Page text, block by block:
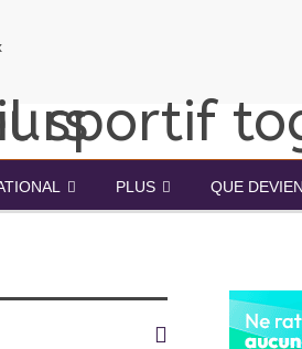
PLUS QUE